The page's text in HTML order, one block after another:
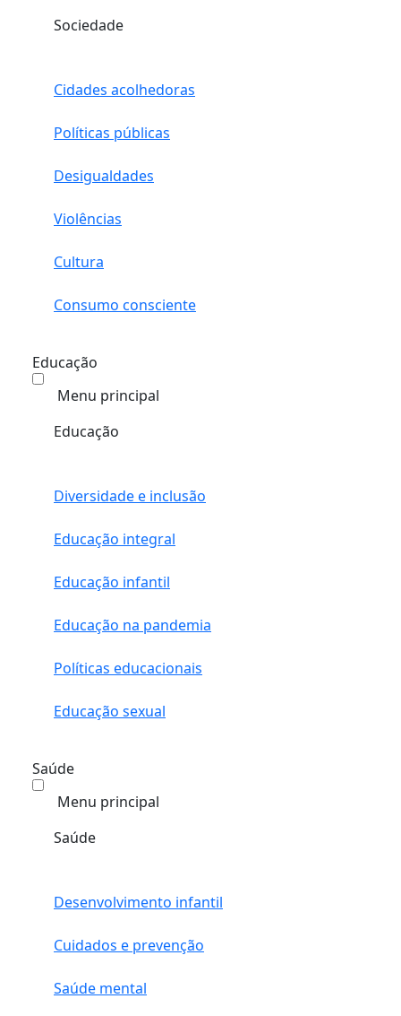
Sociedade
Cidades acolhedoras
Políticas públicas
Desigualdades
Violências
Cultura
Consumo consciente
Educação
Menu principal
Educação
Diversidade e inclusão
Educação integral
Educação infantil
Educação na pandemia
Políticas educacionais
Educação sexual
Saúde
Menu principal
Saúde
Desenvolvimento infantil
Cuidados e prevenção
Saúde mental